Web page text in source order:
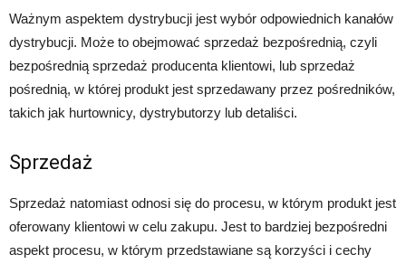
Ważnym aspektem dystrybucji jest wybór odpowiednich kanałów
dystrybucji. Może to obejmować sprzedaż bezpośrednią, czyli
bezpośrednią sprzedaż producenta klientowi, lub sprzedaż
pośrednią, w której produkt jest sprzedawany przez pośredników,
takich jak hurtownicy, dystrybutorzy lub detaliści.
Sprzedaż
Sprzedaż natomiast odnosi się do procesu, w którym produkt jest
oferowany klientowi w celu zakupu. Jest to bardziej bezpośredni
aspekt procesu, w którym przedstawiane są korzyści i cechy